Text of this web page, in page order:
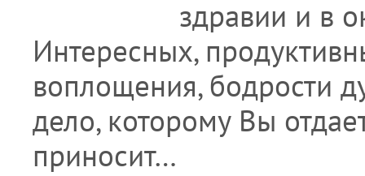
здравии и в
Интересных,
воплощения, бодрости
дело, которому Вы
приносит…